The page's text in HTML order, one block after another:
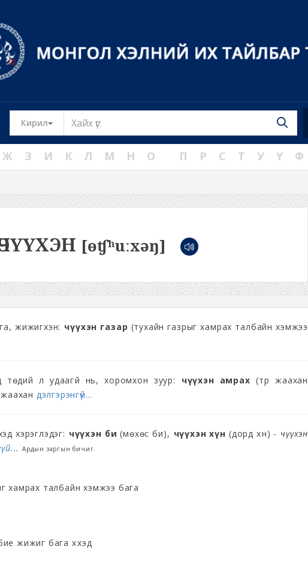
Кирил Toggle Dropdown
Ж З И К Л М Н О П Р С Т У Ү Ф
[ɵʧʰuːxəŋ]
жижигхэн: өчүүхэн газар (тухайн газрыг хамрах талбайн хэмжээ
төдий л удаагүй нь, хоромхон зуур: өчүүхэн амрах (түр жаахан
дэлгэрэнгүй...
хэрэглэдэг: өчүүхэн би (мөхөс би), өчүүхэн хүн (дорд хүн) - Өчүүхэн
Ардын заргын бичиг.
хамрах талбайн хэмжээ бага
жижиг бага хүүхэд